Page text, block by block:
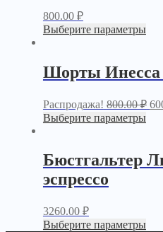
800.00 ₽
Выберите параметры
Шорты Инесса
Распродажа! 800.00₽
Выберите параметры
Бюстгальтер
эспрессо
3260.00 ₽
Выберите параметры